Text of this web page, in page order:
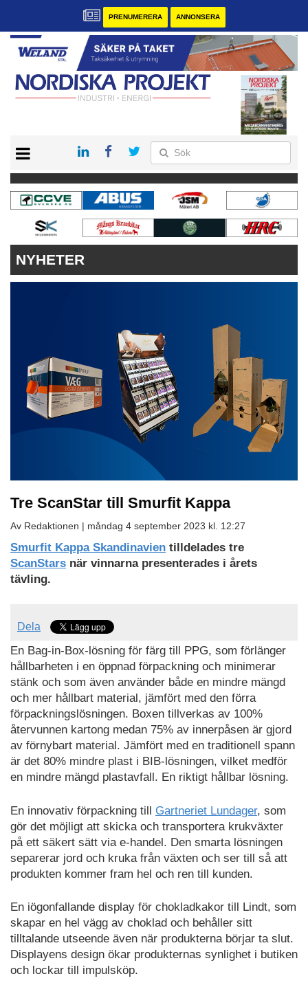
PRENUMERERA ANNONSERA
KONTAKT
VÅRA ANDRA MAGASIN
PRENUMERERA
ANNONSERA
NYHETER
Tre ScanStar till Smurfit Kappa
Av Redaktionen | måndag 4 september 2023 kl. 12:27
Smurfit Kappa Skandinavien tilldelades tre
ScanStars när vinnarna presenterades i årets
tävling.
Dela
En Bag-in-Box-lösning för färg till PPG, som förlänger
hållbarheten i en öppnad förpackning och minimerar
stänk och som även använder både en mindre mängd
och mer hållbart material, jämfört med den förra
förpackningslösningen. Boxen tillverkas av 100%
återvunnen kartong medan 75% av innerpåsen är gjord
av förnybart material. Jämfört med en traditionell spann
är det 80% mindre plast i BIB-lösningen, vilket medför
en mindre mängd plastavfall. En riktigt hållbar lösning.
En innovativ förpackning till Gartneriet Lundager, som
gör det möjligt att skicka och transportera krukväxter
på ett säkert sätt via e-handel. Den smarta lösningen
separerar jord och kruka från växten och ser till så att
produkten kommer fram hel och ren till kunden.
En iögonfallande display för chokladkakor till Lindt, som
skapar en hel vägg av choklad och behåller sitt
tilltalande utseende även när produkterna börjar ta slut.
Displayens design ökar produkternas synlighet i butiken
och lockar till impulsköp.